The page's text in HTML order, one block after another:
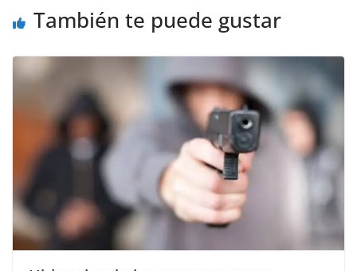
También te puede gustar